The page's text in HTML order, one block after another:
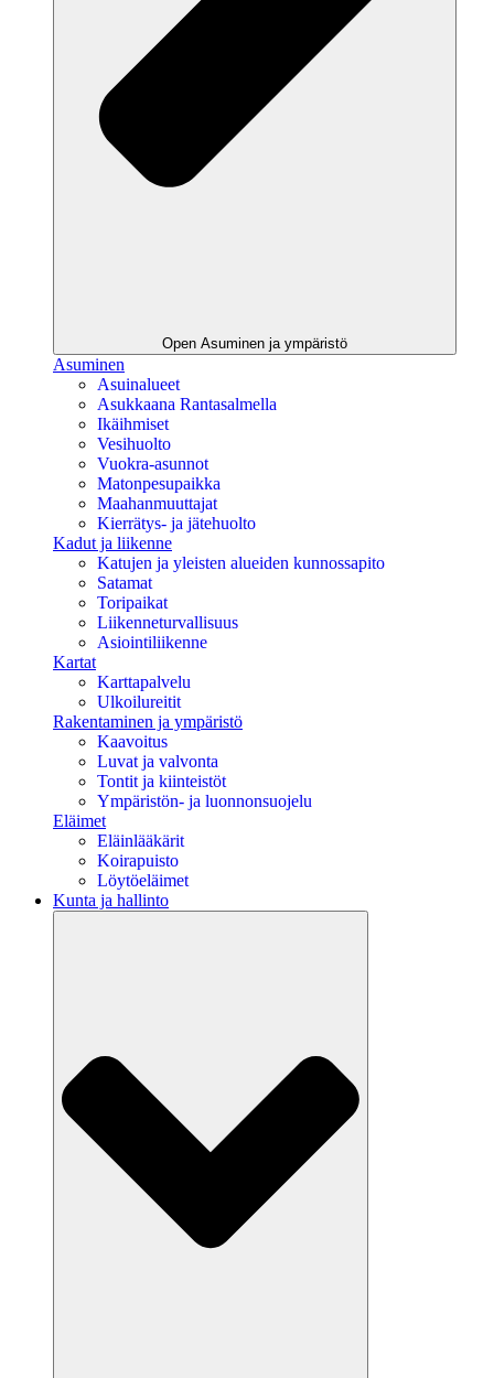
Open Asuminen ja ympäristö
Asuminen
Asuinalueet
Asukkaana Rantasalmella
Ikäihmiset
Vesihuolto
Vuokra-asunnot
Matonpesupaikka
Maahanmuuttajat
Kierrätys- ja jätehuolto
Kadut ja liikenne
Katujen ja yleisten alueiden kunnossapito
Satamat
Toripaikat
Liikenneturvallisuus
Asiointiliikenne
Kartat
Karttapalvelu
Ulkoilureitit
Rakentaminen ja ympäristö
Kaavoitus
Luvat ja valvonta
Tontit ja kiinteistöt
Ympäristön- ja luonnonsuojelu
Eläimet
Eläinlääkärit
Koirapuisto
Löytöeläimet
Kunta ja hallinto